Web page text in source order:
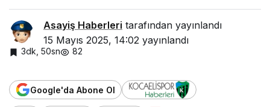
Asayiş Haberleri tarafından yayınlandı
15 Mayıs 2025, 14:02 yayınlandı
3dk, 50sn 82
Google'da Abone Ol